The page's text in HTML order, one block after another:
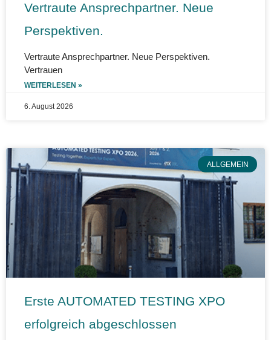
Vertraute Ansprechpartner. Neue
Perspektiven.
Vertraute Ansprechpartner. Neue Perspektiven.
Vertrauen
WEITERLESEN »
6. August 2026
ALLGEMEIN
Erste AUTOMATED TESTING XPO
erfolgreich abgeschlossen